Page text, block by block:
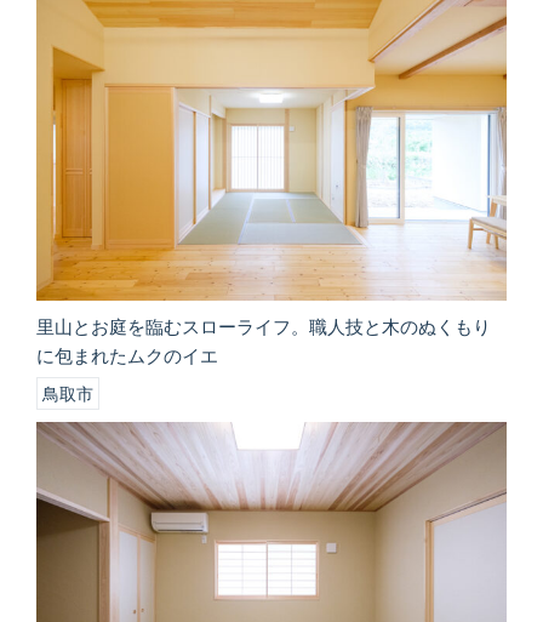
里山とお庭を臨むスローライフ。職人技と木のぬくもり
に包まれたムクのイエ
鳥取市